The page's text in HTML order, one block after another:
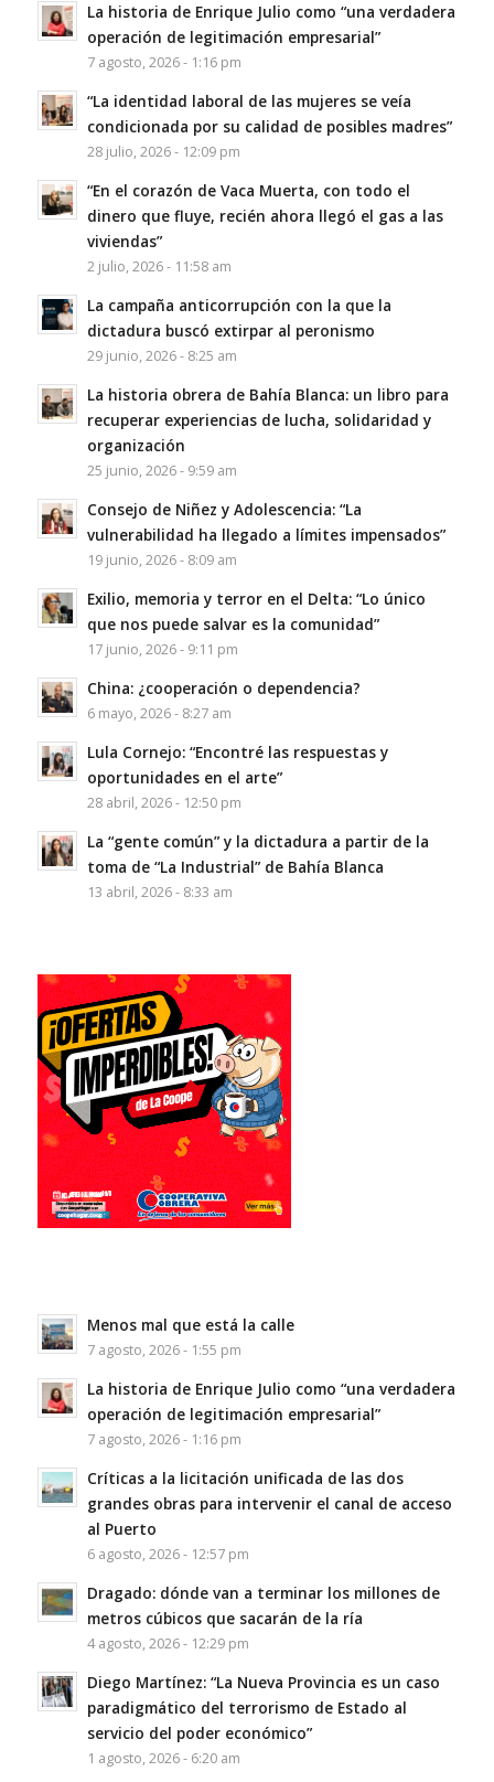
La historia de Enrique Julio como “una verdadera
operación de legitimación empresarial”
7 agosto, 2026 - 1:16 pm
“La identidad laboral de las mujeres se veía
condicionada por su calidad de posibles madres”
28 julio, 2026 - 12:09 pm
“En el corazón de Vaca Muerta, con todo el
dinero que fluye, recién ahora llegó el gas a las
viviendas”
2 julio, 2026 - 11:58 am
La campaña anticorrupción con la que la
dictadura buscó extirpar al peronismo
29 junio, 2026 - 8:25 am
La historia obrera de Bahía Blanca: un libro para
recuperar experiencias de lucha, solidaridad y
organización
25 junio, 2026 - 9:59 am
Consejo de Niñez y Adolescencia: “La
vulnerabilidad ha llegado a límites impensados”
19 junio, 2026 - 8:09 am
Exilio, memoria y terror en el Delta: “Lo único
que nos puede salvar es la comunidad”
17 junio, 2026 - 9:11 pm
China: ¿cooperación o dependencia?
6 mayo, 2026 - 8:27 am
Lula Cornejo: “Encontré las respuestas y
oportunidades en el arte”
28 abril, 2026 - 12:50 pm
La “gente común” y la dictadura a partir de la
toma de “La Industrial” de Bahía Blanca
13 abril, 2026 - 8:33 am
Menos mal que está la calle
7 agosto, 2026 - 1:55 pm
La historia de Enrique Julio como “una verdadera
operación de legitimación empresarial”
7 agosto, 2026 - 1:16 pm
Críticas a la licitación unificada de las dos
grandes obras para intervenir el canal de acceso
al Puerto
6 agosto, 2026 - 12:57 pm
Dragado: dónde van a terminar los millones de
metros cúbicos que sacarán de la ría
4 agosto, 2026 - 12:29 pm
Diego Martínez: “La Nueva Provincia es un caso
paradigmático del terrorismo de Estado al
servicio del poder económico”
1 agosto, 2026 - 6:20 am